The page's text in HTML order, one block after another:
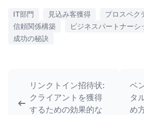
IT部門 見込み客獲得
プロスペク
信頼関係構築
ビジネスパートナーシ
成功の秘訣
リンクトイン招待状:
クライアントを獲得
するための効果的な
ベ
タ
め